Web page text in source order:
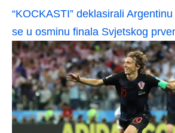
“KOCKASTI” deklasirali
se u osminu finala Svjetskog